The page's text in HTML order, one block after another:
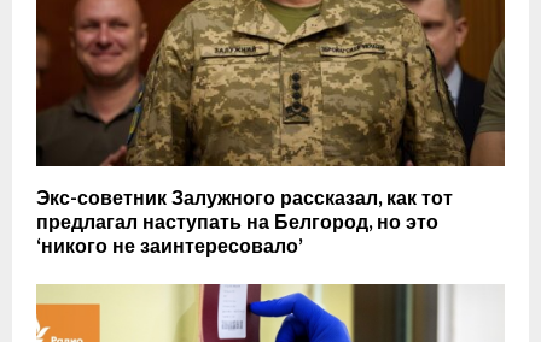
Экс-советник Залужного рассказал, как тот
предлагал наступать на Белгород, но это
‘никого не заинтересовало’